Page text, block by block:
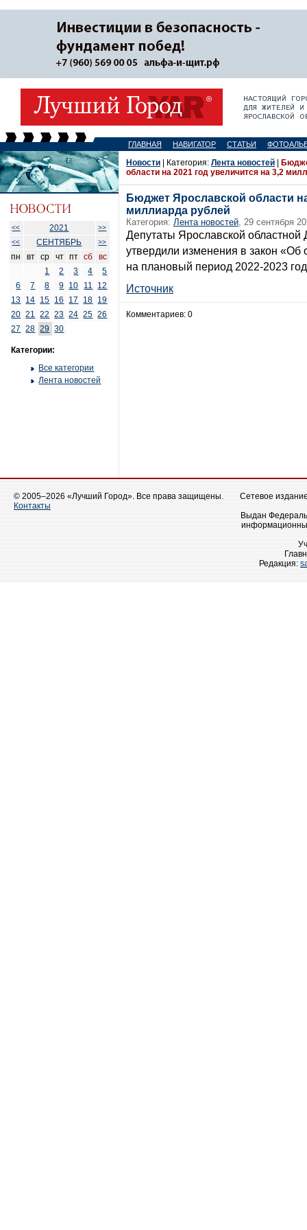
ГЛАВНАЯ НАВИГАТОР СТАТЬИ
<< 2021
>>
<<
СЕНТЯБРЬ >>
пн вт ср чт пт сб
вс
1
2 3 4
5
6
7 8 9 10 11
12
13 14 15 16 17 18 19
20 21 22 23 24 25 26
27
28 29 30
Категории:
Все категории
Лента новостей
Новости | Категория: Лента новостей
области на 2021 год увеличится на 3,2
Бюджет Ярославской области
миллиарда рублей
Категория: Лента новостей, 29 сентября
Депутаты Ярославской
утвердили изменения в закон «Об
на плановый период 2022-2023
Источник
Комментариев: 0
© 2005–2026 «Лучший Город». Все права защищены.
Контакты
Сетевое
Выдан
Редакция: